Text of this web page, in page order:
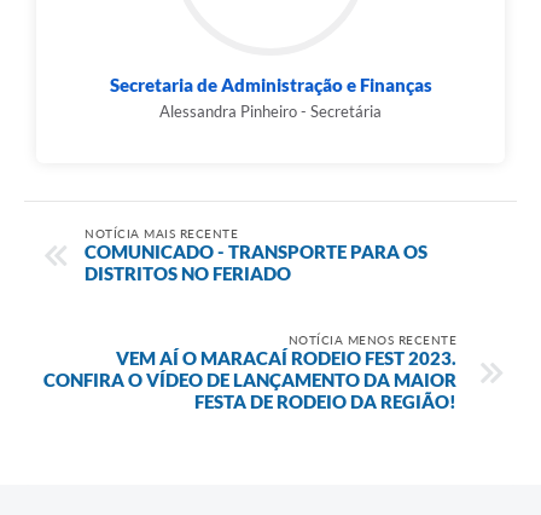
Secretaria de Administração e Finanças
Alessandra Pinheiro - Secretária
NOTÍCIA MAIS RECENTE
COMUNICADO - TRANSPORTE PARA OS
DISTRITOS NO FERIADO
NOTÍCIA MENOS RECENTE
VEM AÍ O MARACAÍ RODEIO FEST 2023.
CONFIRA O VÍDEO DE LANÇAMENTO DA MAIOR
FESTA DE RODEIO DA REGIÃO!